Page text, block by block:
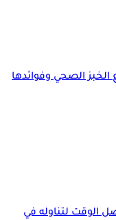
الصحي وفوائدها
الوقت لتناوله في